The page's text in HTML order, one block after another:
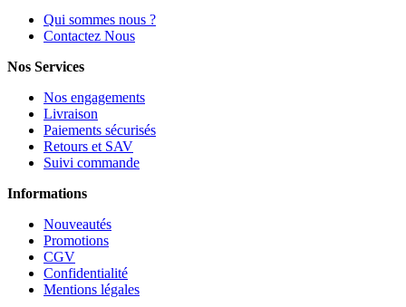
Qui sommes nous ?
Contactez Nous
Nos Services
Nos engagements
Livraison
Paiements sécurisés
Retours et SAV
Suivi commande
Informations
Nouveautés
Promotions
CGV
Confidentialité
Mentions légales